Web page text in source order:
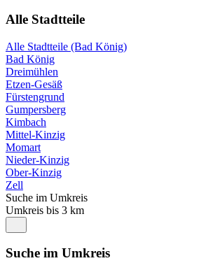
Alle Stadtteile
Alle Stadtteile (Bad König)
Bad König
Dreimühlen
Etzen-Gesäß
Fürstengrund
Gumpersberg
Kimbach
Mittel-Kinzig
Momart
Nieder-Kinzig
Ober-Kinzig
Zell
Suche im Umkreis
Umkreis bis 3 km
Suche im Umkreis